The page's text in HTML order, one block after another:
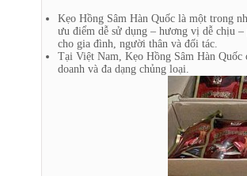
Kẹo Hồng Sâm Hàn Quốc là một trong
ưu điểm dễ sử dụng – hương vị dễ chịu
cho gia đình, người thân và đối tác.
Tại Việt Nam, Kẹo Hồng Sâm Hàn
doanh và đa dạng chủng loại.